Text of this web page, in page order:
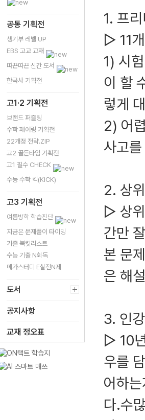
공통 기획전
생기부 레벨 UP
EBS 고교 교재
따끈따끈 신간 도서
한국사 기획전
고1·2 기획전
브랜드 퍼즐링
수학 페어링 기획전
22개정 전략.ZIP
고2 골든타임 기획전
고1 필수 CHECK
수능 수학 킥(KICK)
고3 기획전
여름방학 학습진단
지금은 문제풀이 타이밍
기출 북킷리스트
수능 기출 N회독
메가스터디 E실전N제
도서
공지사항
교재 정오표
1. 프
▷ 11
1) 시
이 할
렇게
2) 어
사고
2. 상
▷ 상
간만
본 문
은 해
3. 인
▷ 10
우를
어하
다.수